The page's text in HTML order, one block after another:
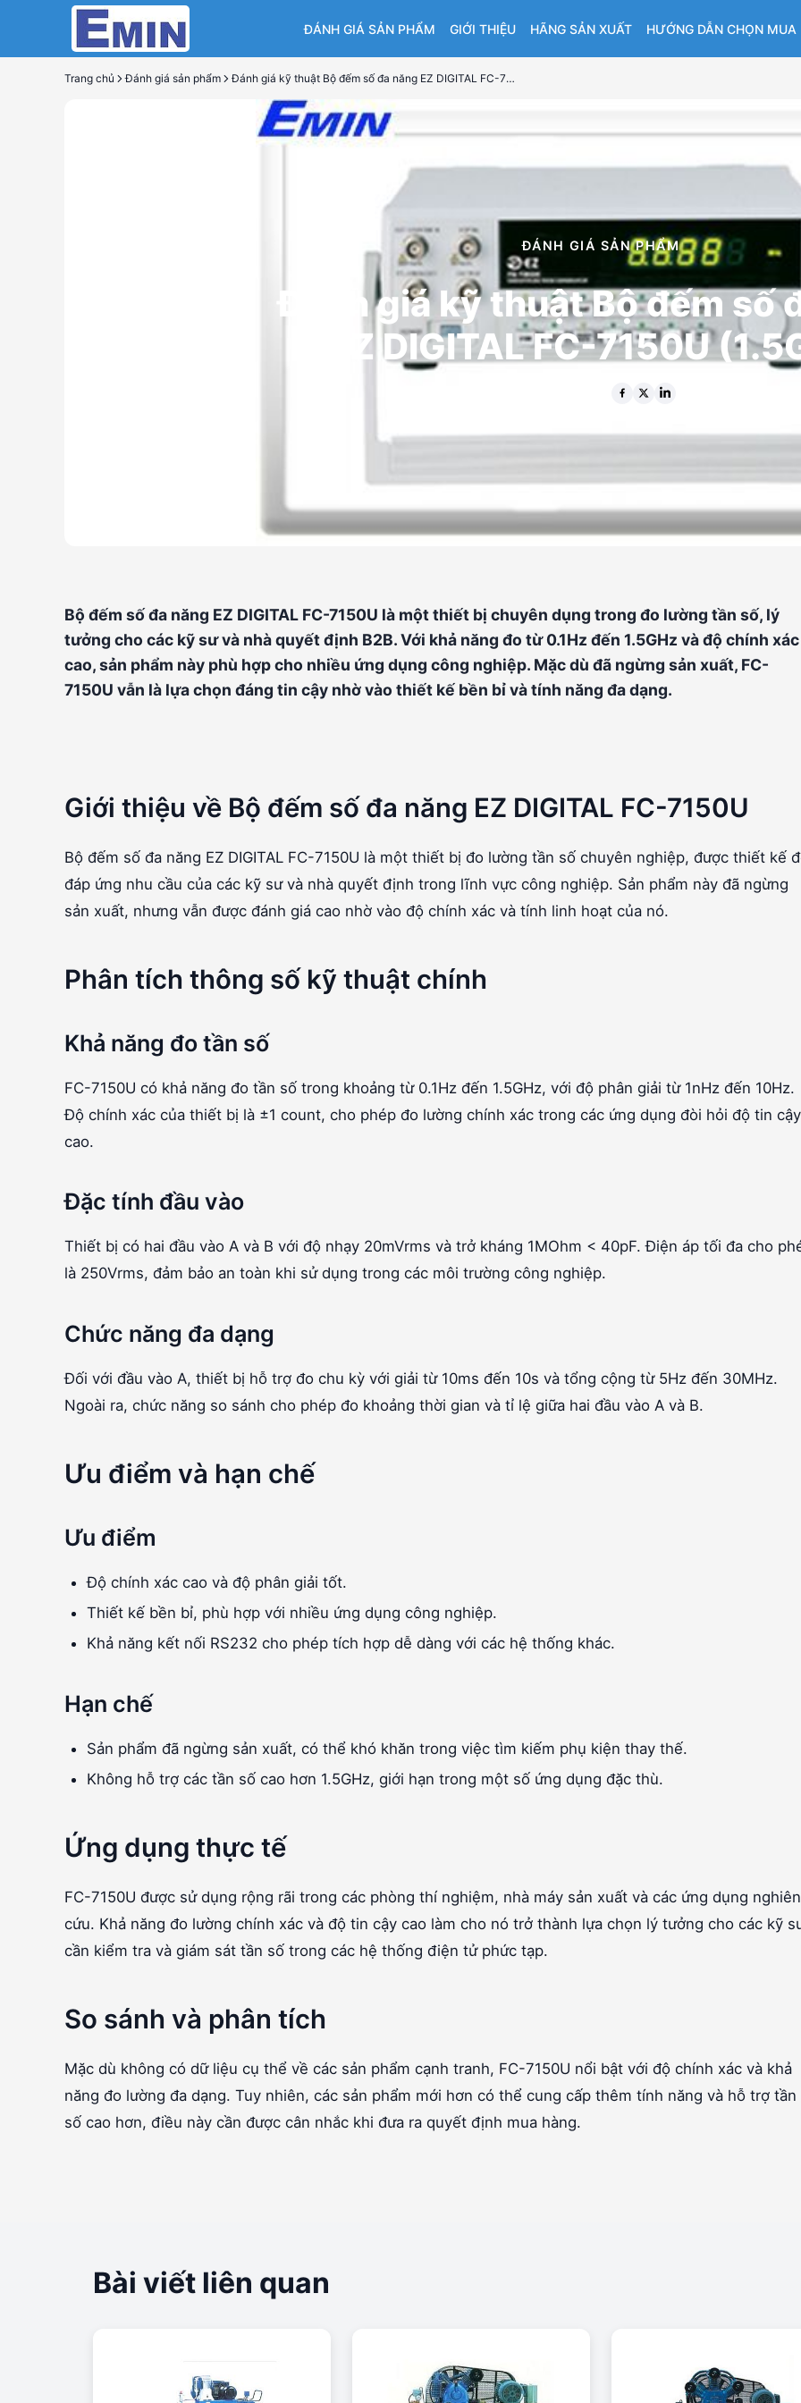
ĐÁNH GIÁ SẢN PHẨM GIỚI THIỆU HÃNG SẢN XUẤT HƯỚNG DẪN CHỌN MUA
Trang chủ Đánh giá sản phẩm Đánh giá kỹ thuật Bộ đếm số đa năng EZ DIGITAL FC-7150U (1.5GHz)
ĐÁNH GIÁ SẢN PHẨM
Đánh giá kỹ thuật Bộ đếm số
EZ DIGITAL FC-7150U
Bộ đếm số đa năng EZ DIGITAL FC-7150U là một thiết bị chuyên dụng trong đo lường tần số, lý
tưởng cho các kỹ sư và nhà quyết định B2B. Với khả năng đo từ 0.1Hz đến 1.5GHz và độ chính xác
cao, sản phẩm này phù hợp cho nhiều ứng dụng công nghiệp. Mặc dù đã ngừng sản xuất, FC-
7150U vẫn là lựa chọn đáng tin cậy nhờ vào thiết kế bền bỉ và tính năng đa dạng.
Giới thiệu về Bộ đếm số đa năng EZ DIGITAL FC-7150U
Bộ đếm số đa năng EZ DIGITAL FC-7150U là một thiết bị đo lường tần số chuyên nghiệp, được thiết kế
đáp ứng nhu cầu của các kỹ sư và nhà quyết định trong lĩnh vực công nghiệp. Sản phẩm này đã ngừng
sản xuất, nhưng vẫn được đánh giá cao nhờ vào độ chính xác và tính linh hoạt của nó.
Phân tích thông số kỹ thuật chính
Khả năng đo tần số
FC-7150U có khả năng đo tần số trong khoảng từ 0.1Hz đến 1.5GHz, với độ phân giải từ 1nHz đến 10Hz.
Độ chính xác của thiết bị là ±1 count, cho phép đo lường chính xác trong các ứng dụng đòi hỏi độ tin cậy
cao.
Đặc tính đầu vào
Thiết bị có hai đầu vào A và B với độ nhạy 20mVrms và trở kháng 1MOhm < 40pF. Điện áp tối đa cho
là 250Vrms, đảm bảo an toàn khi sử dụng trong các môi trường công nghiệp.
Chức năng đa dạng
Đối với đầu vào A, thiết bị hỗ trợ đo chu kỳ với giải từ 10ms đến 10s và tổng cộng từ 5Hz đến 30MHz.
Ngoài ra, chức năng so sánh cho phép đo khoảng thời gian và tỉ lệ giữa hai đầu vào A và B.
Ưu điểm và hạn chế
Ưu điểm
Độ chính xác cao và độ phân giải tốt.
Thiết kế bền bỉ, phù hợp với nhiều ứng dụng công nghiệp.
Khả năng kết nối RS232 cho phép tích hợp dễ dàng với các hệ thống khác.
Hạn chế
Sản phẩm đã ngừng sản xuất, có thể khó khăn trong việc tìm kiếm phụ kiện thay thế.
Không hỗ trợ các tần số cao hơn 1.5GHz, giới hạn trong một số ứng dụng đặc thù.
Ứng dụng thực tế
FC-7150U được sử dụng rộng rãi trong các phòng thí nghiệm, nhà máy sản xuất và các ứng dụng nghiên
cứu. Khả năng đo lường chính xác và độ tin cậy cao làm cho nó trở thành lựa chọn lý tưởng cho các kỹ
cần kiểm tra và giám sát tần số trong các hệ thống điện tử phức tạp.
So sánh và phân tích
Mặc dù không có dữ liệu cụ thể về các sản phẩm cạnh tranh, FC-7150U nổi bật với độ chính xác và khả
năng đo lường đa dạng. Tuy nhiên, các sản phẩm mới hơn có thể cung cấp thêm tính năng và hỗ trợ tần
số cao hơn, điều này cần được cân nhắc khi đưa ra quyết định mua hàng.
Bài viết liên quan